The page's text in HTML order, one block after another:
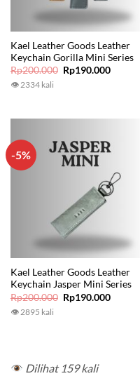
Kael Leather Goods Leather
Keychain Gorilla Mini Series
Rp200.000 Original
price
Rp190.000Current
👁 2334 kali
-5%
Kael Leather Goods Leather
Keychain Jasper Mini Series
Rp200.000 Original
price
Rp190.000Current
👁 2895 kali
Dilihat 159 kali